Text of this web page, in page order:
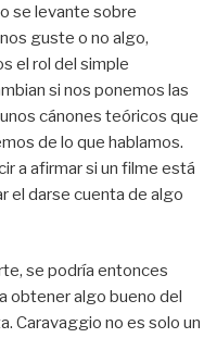
se levante sobre
guste o no algo,
el rol del simple
si nos ponemos las
cánones teóricos que
de lo que hablamos.
a afirmar si un filme está
el darse cuenta de algo
se podría entonces
obtener algo bueno del
Caravaggio no es solo un